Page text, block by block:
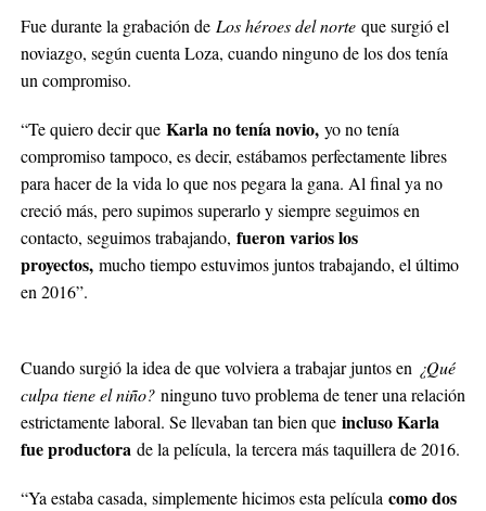
Fue durante la grabación deLos héroes del norteque surgió el
noviazgo, según cuenta Loza, cuando ninguno de los dos tenía
un compromiso.
“Te quiero decir queKarla no tenía novio,yo no tenía
compromiso tampoco, es decir, estábamos perfectamente libres
para hacer de la vida lo que nos pegara la gana. Al final ya no
creció más, pero supimos superarlo y siempre seguimos en
contacto, seguimos trabajando, fueron varios los
proyectos,mucho tiempo estuvimos juntos trabajando, el último
en 2016”.
Cuando surgió la idea de que volviera a trabajar juntos en ¿Qué
culpa tiene el niño?ninguno tuvo problema de tener una relación
estrictamente laboral. Se llevaban tan bien que incluso Karla
fue productora de la película, la tercera más taquillera de 2016.
“Ya estaba casada, simplemente hicimos esta película como dos